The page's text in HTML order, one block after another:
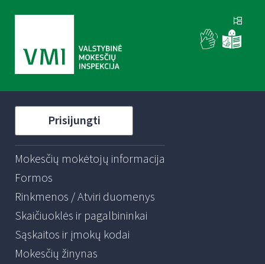
Prisijungti
Mokesčių mokėtojų informacija
Formos
Rinkmenos / Atviri duomenys
Skaičiuoklės ir pagalbininkai
Sąskaitos ir įmokų kodai
Mokesčių žinynas